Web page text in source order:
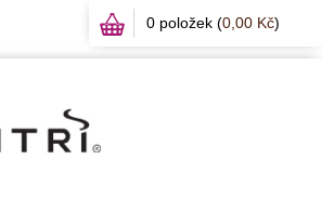
0 položek (0,00 Kč)